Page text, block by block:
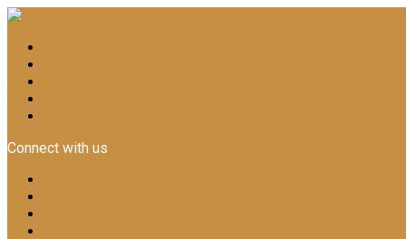
Connect with us